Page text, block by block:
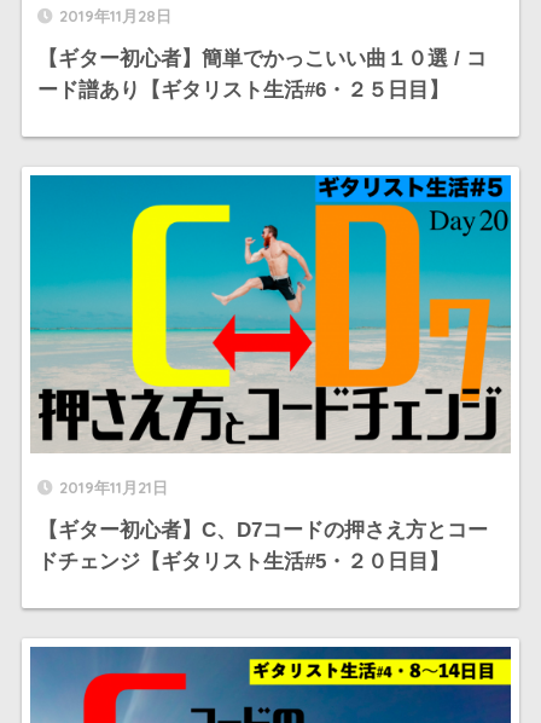
2019年11月28日
【ギター初心者】簡単でかっこいい曲１０選 / コ
ード譜あり【ギタリスト生活#6・２５日目】
2019年11月21日
【ギター初心者】C、D7コードの押さえ方とコー
ドチェンジ【ギタリスト生活#5・２０日目】